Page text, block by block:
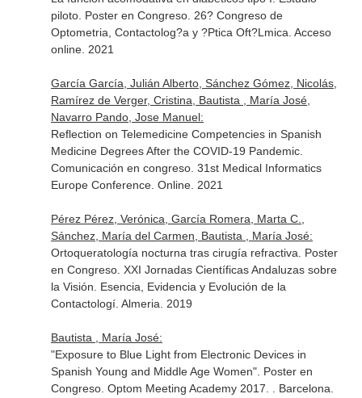
piloto. Poster en Congreso. 26? Congreso de
Optometria, Contactolog?a y ?Ptica Oft?Lmica. Acceso
online. 2021
García García, Julián Alberto, Sánchez Gómez, Nicolás,
Ramírez de Verger, Cristina, Bautista , María José,
Navarro Pando, Jose Manuel:
Reflection on Telemedicine Competencies in Spanish
Medicine Degrees After the COVID-19 Pandemic.
Comunicación en congreso. 31st Medical Informatics
Europe Conference. Online. 2021
Pérez Pérez, Verónica, García Romera, Marta C.,
Sánchez, María del Carmen, Bautista , María José:
Ortoqueratología nocturna tras cirugía refractiva. Poster
en Congreso. XXI Jornadas Científicas Andaluzas sobre
la Visión. Esencia, Evidencia y Evolución de la
Contactologí. Almeria. 2019
Bautista , María José:
"Exposure to Blue Light from Electronic Devices in
Spanish Young and Middle Age Women". Poster en
Congreso. Optom Meeting Academy 2017. . Barcelona.